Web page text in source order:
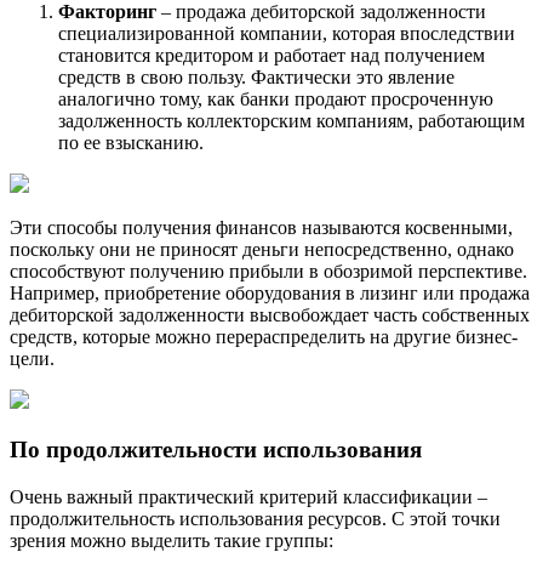
Факторинг – продажа дебиторской задолженности
специализированной компании, которая впоследствии
становится кредитором и работает над получением
средств в свою пользу. Фактически это явление
аналогично тому, как банки продают просроченную
задолженность коллекторским компаниям, работающим
по ее взысканию.
Эти способы получения финансов называются косвенными,
поскольку они не приносят деньги непосредственно, однако
способствуют получению прибыли в обозримой перспективе.
Например, приобретение оборудования в лизинг или продажа
дебиторской задолженности высвобождает часть собственных
средств, которые можно перераспределить на другие бизнес-
цели.
По продолжительности использования
Очень важный практический критерий классификации –
продолжительность использования ресурсов. С этой точки
зрения можно выделить такие группы: